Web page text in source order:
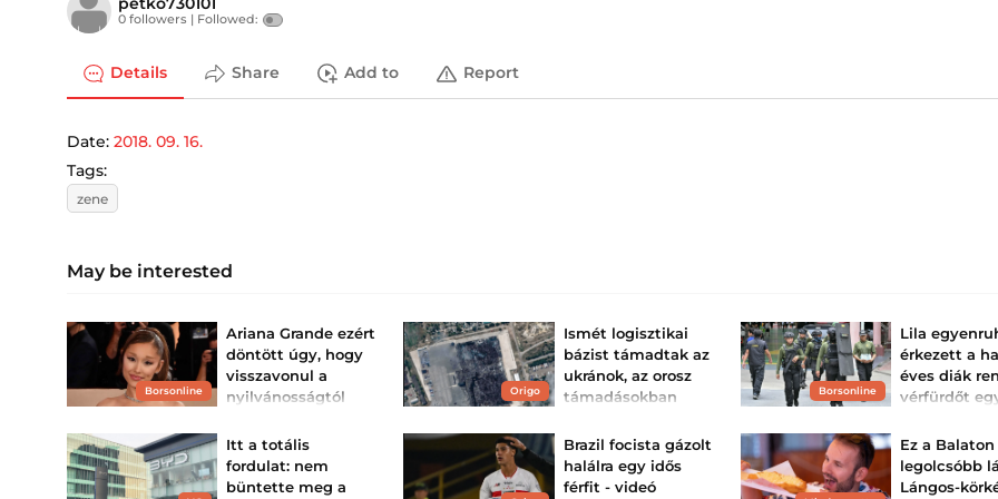
0 followers | Followed:
Details Share Add to Report
Date: 2018. 09. 16.
Tags:
zene
May be interested
Borsonline
Ariana Grande ezért
döntött úgy, hogy
visszavonul a
nyilvánosságtól
turnéja után visszavonul.
Ariana Grande legutóbbi
koncertjén végre tisztázta,
miért is döntött így.
Origo
Ismét logisztikai
bázist támadtak az
ukránok, az orosz
támadásokban
megsérült
Lakóházak és járművek is
megrongálódtak.
Borsonline
Lila
érkezett a
éves diák
vérfürdőt
Megrázó tragédia
meg Thaiföldet: a
rendőrség
éves fiú előbb
nagyszüleit,
Itt a totális
fordulat: nem
büntette meg a
Brazil focista gázolt
halálra egy idős
férfit - videó
Ez a Balaton
legolcsóbb
Lángos-